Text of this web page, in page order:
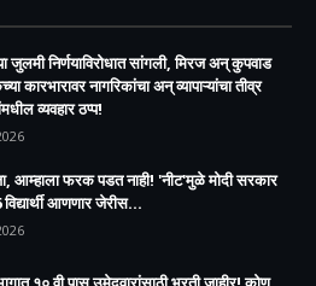
जुलमी निर्णयाविरोधात सांगली, मिरज अन् कुपवाड
कारभारावर नागरिकांचा अन् व्यापाऱ्यांचा तीव्र
व्यवहार ठप्प!​
आम्हाला फरक पडत नाही! 'नीट'मुळे मोदी सरकार
आणणार जेरीस...